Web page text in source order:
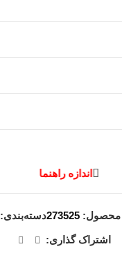
اندازه راهنما
محصول: 273525دسته‌بندی:
اشتراک گذاری: